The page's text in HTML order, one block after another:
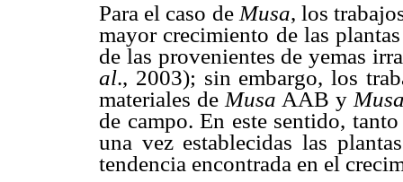
Para el caso de Musa, los
mayor crecimiento de las
de las provenientes de yemas
al., 2003); sin embargo, los
materiales de Musa AAB y
de campo. En este sentido,
una vez establecidas las
tendencia encontrada en el